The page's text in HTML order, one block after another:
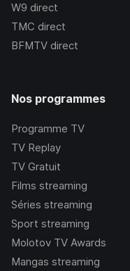
W9 direct
TMC direct
BFMTV direct
Nos programmes
Programme TV
TV Replay
TV Gratuit
Films streaming
Séries streaming
Sport streaming
Molotov TV Awards
Mangas streaming